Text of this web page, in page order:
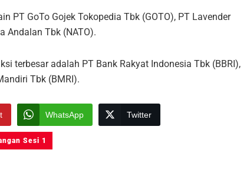
PT GoTo Gojek Tokopedia Tbk (GOTO), PT Lavender
Andalan Tbk (NATO).
terbesar adalah PT Bank Rakyat Indonesia Tbk (BBRI),
Tbk (BMRI).
WhatsApp Twitter
Sesi 1